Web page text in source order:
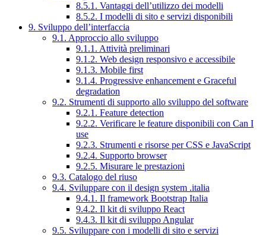
8.5.1. Vantaggi dell’utilizzo dei modelli
8.5.2. I modelli di sito e servizi disponibili
9. Sviluppo dell’interfaccia
9.1. Approccio allo sviluppo
9.1.1. Attività preliminari
9.1.2. Web design responsivo e accessibile
9.1.3. Mobile first
9.1.4. Progressive enhancement e Graceful
degradation
9.2. Strumenti di supporto allo sviluppo del software
9.2.1. Feature detection
9.2.2. Verificare le feature disponibili con Can I
use
9.2.3. Strumenti e risorse per CSS e JavaScript
9.2.4. Supporto browser
9.2.5. Misurare le prestazioni
9.3. Catalogo del riuso
9.4. Sviluppare con il design system .italia
9.4.1. Il framework Bootstrap Italia
9.4.2. Il kit di sviluppo React
9.4.3. Il kit di sviluppo Angular
9.5. Sviluppare con i modelli di sito e servizi